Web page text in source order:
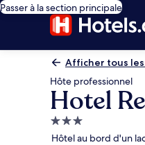
Passer à la section principale
Afficher tous
Hôte professionnel
Hotel
Hébergement
3.0 étoiles
Hôtel au bord d'un